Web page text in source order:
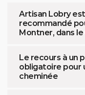
Artisan Lobry
recommandé
Montner, dans
Le recours à un
obligatoire pour
cheminée